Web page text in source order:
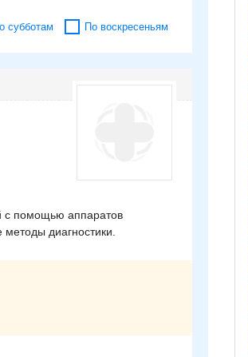
субботам По воскресеньям
с помощью аппаратов
диагностики.